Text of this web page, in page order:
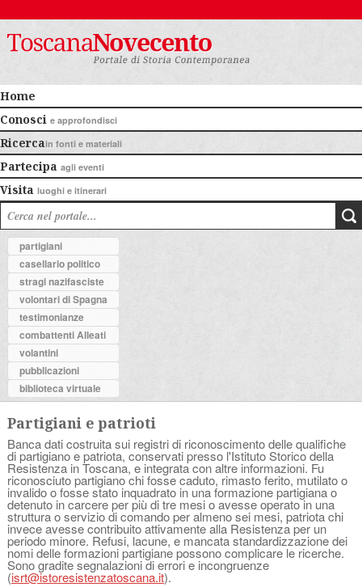
Home
Conosci e approfondisci
Ricercain fonti e materiali
Partecipa agli eventi
Visita luoghi e itinerari
partigiani
casellario politico
stragi nazifasciste
volontari di Spagna
testimonianze
combattenti Alleati
volantini
pubblicazioni
biblioteca virtuale
Partigiani e patrioti
Banca dati costruita sui registri di riconoscimento delle qualifiche
di partigiano e patriota, conservati presso l'Istituto Storico della
Resistenza in Toscana, e integrata con altre informazioni. Fu
riconosciuto partigiano chi fosse caduto, rimasto ferito, mutilato o
invalido o fosse stato inquadrato in una formazione partigiana o
detenuto in carcere per più di tre mesi o avesse operato in una
struttura o servizio di comando per almeno sei mesi, patriota chi
invece avesse contribuito attivamente alla Resistenza per un
periodo minore. Refusi, lacune, e mancata standardizzazione dei
nomi delle formazioni partigiane possono complicare le ricerche.
Sono gradite segnalazioni di errori e incongruenze
(isrt@istoresistenzatoscana.it).